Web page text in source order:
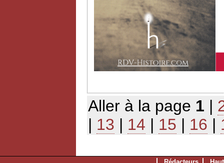
Aller à la page 1 |
| 13 | 14 | 15 | 16 |